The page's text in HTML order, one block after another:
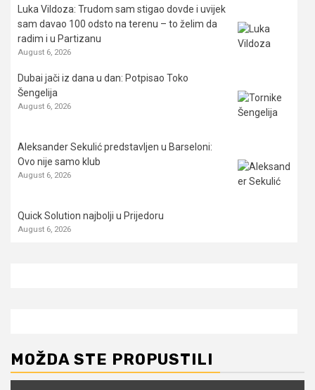
Luka Vildoza: Trudom sam stigao dovde i uvijek
sam davao 100 odsto na terenu – to želim da
radim i u Partizanu
August 6, 2026
Dubai jači iz dana u dan: Potpisao Toko
Šengelija
August 6, 2026
Aleksander Sekulić predstavljen u Barseloni:
Ovo nije samo klub
August 6, 2026
Quick Solution najbolji u Prijedoru
August 6, 2026
MOŽDA STE PROPUSTILI